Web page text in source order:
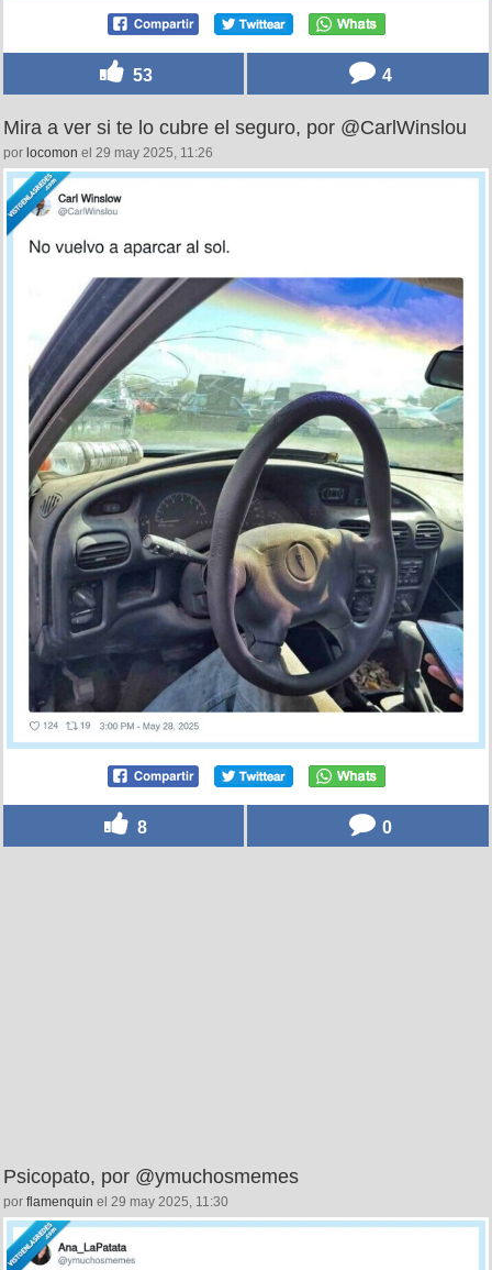
53 4
Mira a ver si te lo cubre el seguro, por @CarlWinslou
por locomon el 29 may 2025, 11:26
8 0
Psicopato, por @ymuchosmemes
por flamenquin el 29 may 2025, 11:30